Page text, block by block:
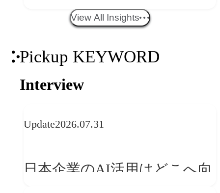
エイティブトレンド──社会
「体験」へ変える
View All Insights
Pickup KEYWORD
Interview
Update2026.07.31
日本企業のAI活用はどこへ向